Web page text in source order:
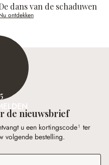
dans van de schaduwen
ontdekken
de nieuwsbrief
u een kortingscode¹ ter
volgende bestelling.